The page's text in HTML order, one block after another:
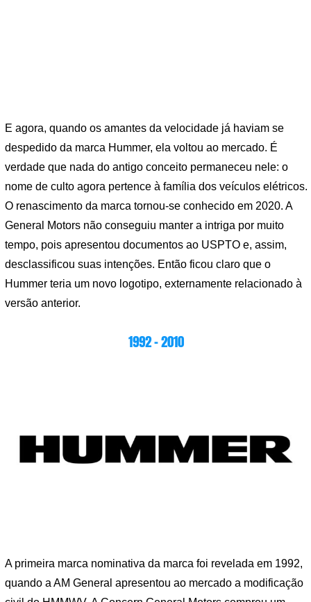
E agora, quando os amantes da velocidade já haviam se
despedido da marca Hummer, ela voltou ao mercado. É
verdade que nada do antigo conceito permaneceu nele: o
nome de culto agora pertence à família dos veículos elétricos.
O renascimento da marca tornou-se conhecido em 2020. A
General Motors não conseguiu manter a intriga por muito
tempo, pois apresentou documentos ao USPTO e, assim,
desclassificou suas intenções. Então ficou claro que o
Hummer teria um novo logotipo, externamente relacionado à
versão anterior.
1992 – 2010
A primeira marca nominativa da marca foi revelada em 1992,
quando a AM General apresentou ao mercado a modificação